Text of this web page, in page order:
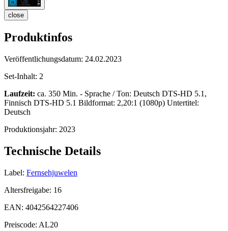
close
Produktinfos
Veröffentlichungsdatum: 24.02.2023
Set-Inhalt: 2
Laufzeit: ca. 350 Min. - Sprache / Ton: Deutsch DTS-HD 5.1,
Finnisch DTS-HD 5.1 Bildformat: 2,20:1 (1080p) Untertitel:
Deutsch
Produktionsjahr: 2023
Technische Details
Label: Fernsehjuwelen
Altersfreigabe: 16
EAN: 4042564227406
Preiscode: AL20